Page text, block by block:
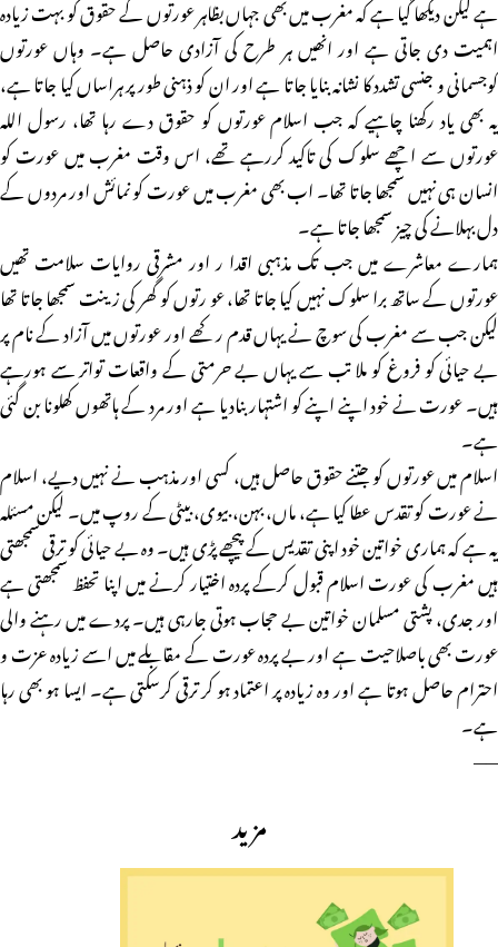
ہے لیکن دیکھا گیا ہے کہ مغرب میں بھی جہاں بظاہر عورتوں کے حقوق کو بہت زیادہ
اہمیت دی جاتی ہے اور انھیں ہر طرح کی آزادی حاصل ہے۔ وہاں عورتوں
کوجسمانی و جنسی تشدد کا نشانہ بنایا جاتا ہے اور ان کو ذہنی طور پر ہراساں کیا جاتا ہے،
یہ بھی یاد رکھنا چاہیے کہ جب اسلام عورتوں کو حقوق دے رہا تھا، رسول اللہ
عورتوں سے اچھے سلوک کی تاکید کررہے تھے، اس وقت مغرب میں عورت کو
انسان ہی نہیں سمجھا جاتا تھا۔ اب بھی مغرب میں عورت کو نمائش اور مردوں کے
دل بہلانے کی چیز سمجھا جاتا ہے۔
ہمارے معاشرے میں جب تک مذہبی اقدا ر اور مشرقی روایات سلامت تھیں
عورتوں کے ساتھ برا سلوک نہیں کیا جاتا تھا، عو رتوں کو گھر کی زینت سمجھا جاتا تھا
لیکن جب سے مغرب کی سوچ نے یہاں قدم رکھے اور عورتوں میں آزاد کے نام پر
بے حیائی کو فروغ کو ملا تب سے یہاں بے حرمتی کے واقعات تواتر سے ہورہے
ہیں۔ عورت نے خود اپنے اپنے کو اشتہار بنادیا ہے اور مرد کے ہاتھوں کھلونا بن گئی
ہے۔
اسلام میں عورتوں کو جتنے حقوق حاصل ہیں، کسی اور مذہب نے نہیں دیے، اسلام
نے عورت کو تقدس عطا کیا ہے، ماں، بہن، بیوی، بیٹی کے روپ میں۔ لیکن مسئلہ
یہ ہے کہ ہماری خواتین خود اپنی تقدیس کے پیچھے پڑی ہیں۔ وہ بے حیائی کو ترقی سمجھتی
ہیں مغرب کی عورت اسلام قبول کرکے پردہ اختیار کرنے میں اپنا تحفظ سمجھتی ہے
اور جدی، پشتی مسلمان خواتین بے حجاب ہوتی جارہی ہیں۔ پردے میں رہنے والی
عورت بھی باصلاحیت ہے اور بے پردہ عورت کے مقابلے میں اسے زیادہ عزت و
احترام حاصل ہوتا ہے اور وہ زیادہ پر اعتماد ہو کر ترقی کرسکتی ہے۔ ایسا ہو بھی رہا
ہے۔
——
مزید